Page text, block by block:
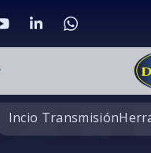
Incio Transmisión